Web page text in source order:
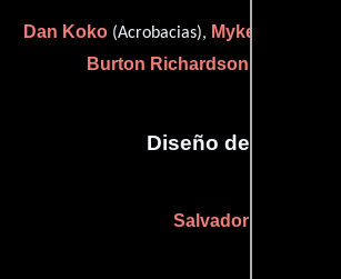
Dan Koko(Acrobacias), Myke Michaels
Burton Richardson
Diseño de vestuario
Salvador Pérez Jr.